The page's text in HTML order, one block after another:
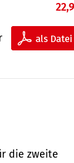
die zweite